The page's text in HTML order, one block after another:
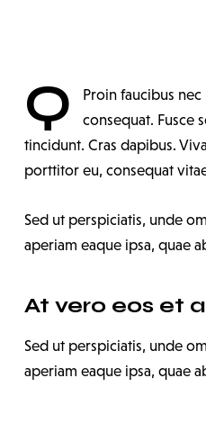
Q
Proin faucibus
consequat. Fusce
tincidunt. Cras dapibus.
porttitor eu, consequat
Sed ut perspiciatis, unde
aperiam eaque ipsa, quae
At vero eos et
Sed ut perspiciatis, unde
aperiam eaque ipsa, quae